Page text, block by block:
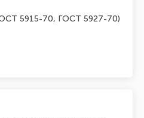
5915-70, ГОСТ 5927-70)